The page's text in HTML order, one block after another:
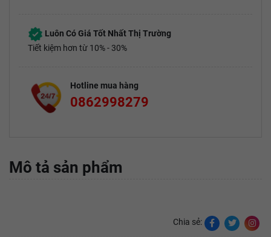
Luôn Có Giá Tốt Nhất Thị Trường
Tiết kiệm hơn từ 10% - 30%
Hotline mua hàng
0862998279
Mô tả sản phẩm
Chia sẻ: